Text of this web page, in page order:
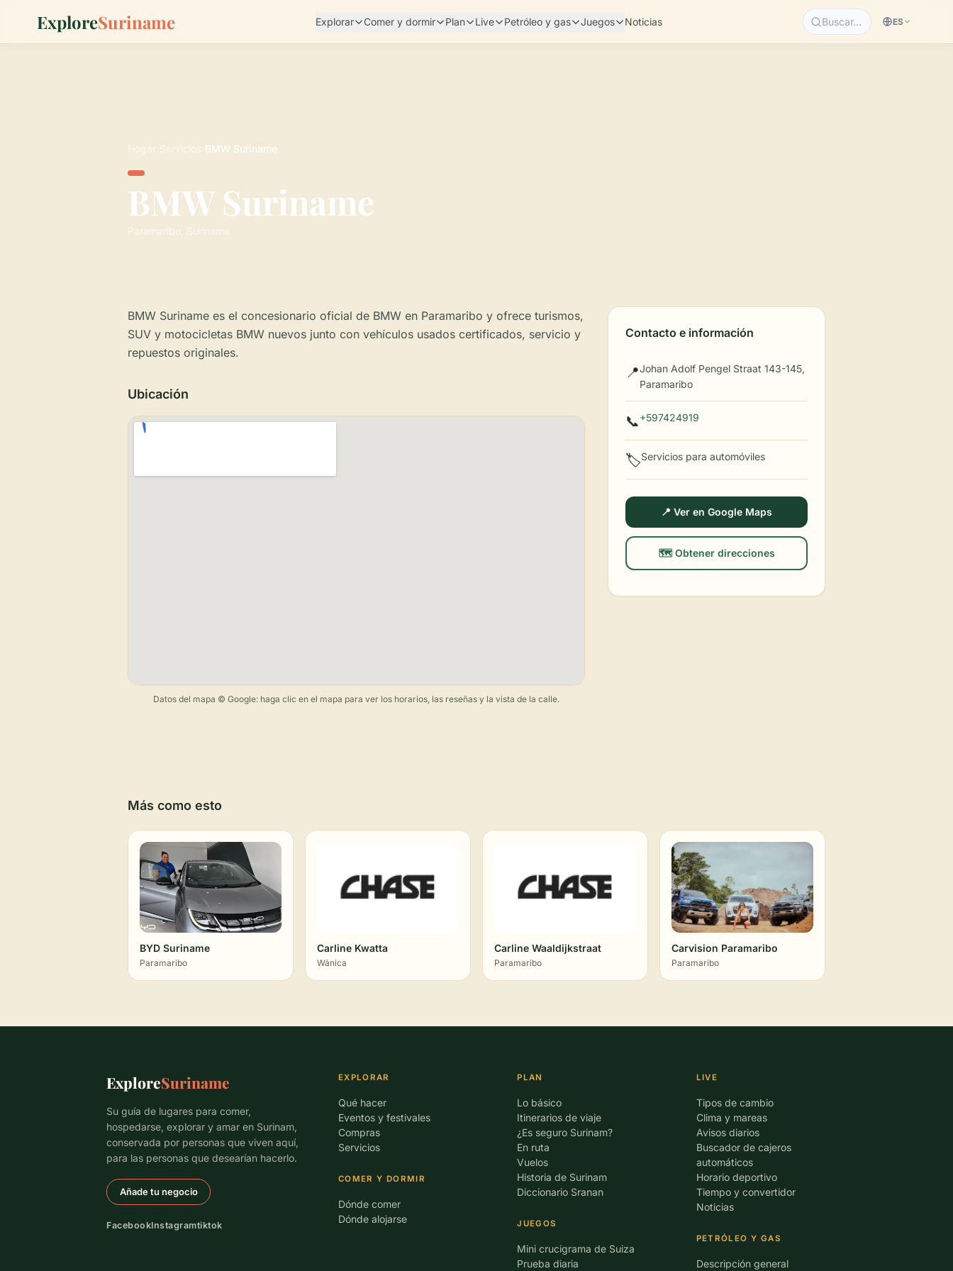
ExploreSuriname Explorar Comer y dormir Plan Live Petróleo y gas Juegos Noticias Buscar… ES
Hogar Servicios BMW Suriname
BMW Suriname
Paramaribo, Suriname
BMW Suriname es el concesionario oficial de BMW en Paramaribo y ofrece turismos,
SUV y motocicletas BMW nuevos junto con vehículos usados ​​certificados, servicio y
repuestos originales.
Ubicación
Datos del mapa © Google: haga clic en el mapa para ver los horarios, las reseñas y la vista de la calle.
Contacto e información
📍Johan Adolf Pengel Straat 143-145,
Paramaribo
📞+597424919
🏷️Servicios para automóviles
📍 Ver en Google Maps
🗺️ Obtener direcciones
Más como esto
BYD Suriname
Paramaribo
Carline Kwatta
Wánica
Carline Waaldijkstraat
Paramaribo
Carvision Paramaribo
Paramaribo
ExploreSuriname
Su guía de lugares para comer,
hospedarse, explorar y amar en Surinam,
conservada por personas que viven aquí,
para las personas que desearían hacerlo.
Añade tu negocio
FacebookInstagramtiktok
EXPLORAR
Qué hacer
Eventos y festivales
Compras
Servicios
COMER Y DORMIR
Dónde comer
Dónde alojarse
PLAN
Lo básico
Itinerarios de viaje
¿Es seguro Surinam?
En ruta
Vuelos
Historia de Surinam
Diccionario Sranan
JUEGOS
Mini crucigrama de Suiza
Prueba diaria
LIVE
Tipos de cambio
Clima y mareas
Avisos diarios
Buscador de cajeros
automáticos
Horario deportivo
Tiempo y convertidor
Noticias
PETRÓLEO Y GAS
Descripción general